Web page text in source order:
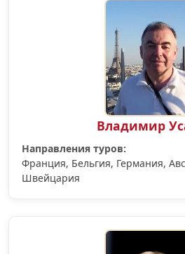
Владимир
Направления туров:
Франция, Бельгия, Германия,
Швейцария